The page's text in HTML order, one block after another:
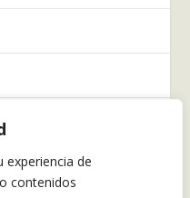
experiencia de
contenidos